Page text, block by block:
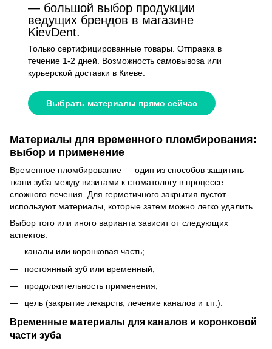
— большой выбор продукции
ведущих брендов в магазине
KievDent.
Только сертифицированные товары. Отправка в
течение 1-2 дней. Возможность самовывоза или
курьерской доставки в Киеве.
Выбрать материалы прямо сейчас
Материалы для временного пломбирования:
выбор и применение
Временное пломбирование — один из способов защитить
ткани зуба между визитами к стоматологу в процессе
сложного лечения. Для герметичного закрытия пустот
используют материалы, которые затем можно легко удалить.
Выбор того или иного варианта зависит от следующих
аспектов:
каналы или коронковая часть;
постоянный зуб или временный;
продолжительность применения;
цель (закрытие лекарств, лечение каналов и т.п.).
Временные материалы для каналов и коронковой
части зуба